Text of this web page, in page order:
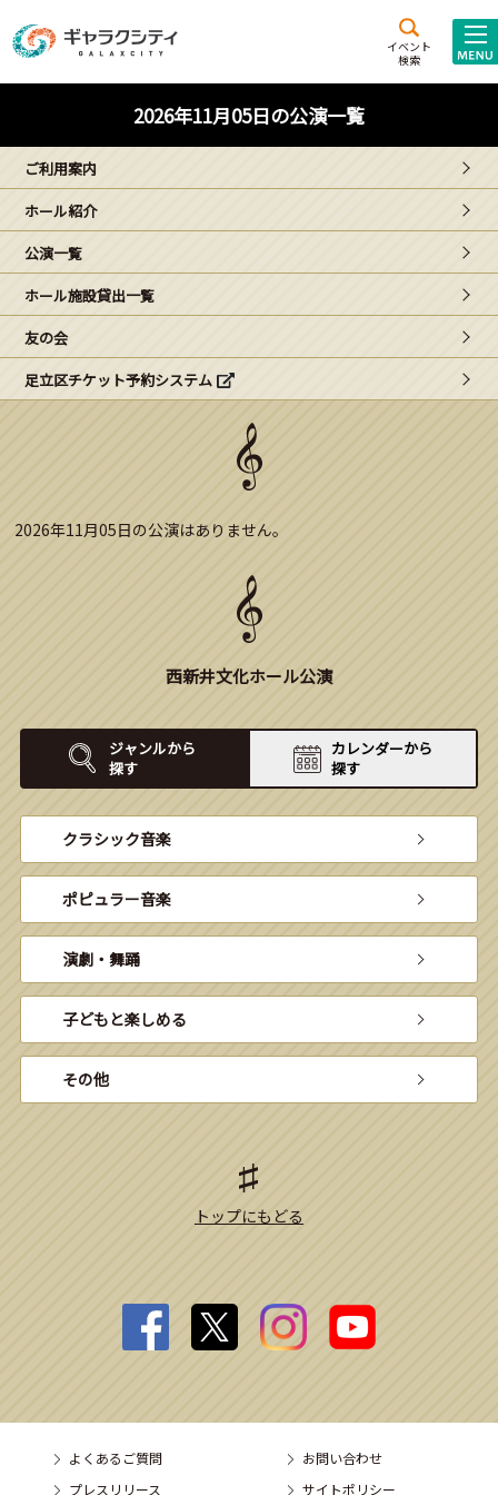
イベント
検索
施設案内
西新井
文化ホール
ギャラクシティとは
こどもみーてぃんぐ
Gがくえん
ブランドからのお知らせ
2026年11月05日の公演一覧
ご利用案内
ホール紹介
公演一覧
ホール施設貸出一覧
友の会
足立区チケット予約システム
2026年11月05日の公演はありません。
西新井文化ホール公演
ジャンルから
探す
カレンダーから
探す
クラシック音楽
ポピュラー音楽
演劇・舞踊
子どもと楽しめる
その他
トップにもどる
よくあるご質問
お問い合わせ
プレスリリース
サイトポリシー